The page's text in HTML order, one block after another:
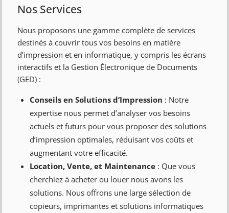
Nos Services
Nous proposons une gamme complète de services
destinés à couvrir tous vos besoins en matière
d’impression et en informatique, y compris les écrans
interactifs et la Gestion Électronique de Documents
(GED) :
Conseils en Solutions d’Impression : Notre
expertise nous permet d’analyser vos besoins
actuels et futurs pour vous proposer des solutions
d’impression optimales, réduisant vos coûts et
augmentant votre efficacité.
Location, Vente, et Maintenance: Que vous
cherchiez à acheter ou louer nous avons les
solutions. Nous offrons une large sélection de
copieurs, imprimantes et solutions informatiques